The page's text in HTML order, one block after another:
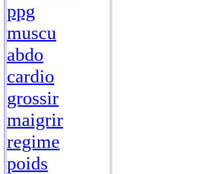
ppg
muscu
abdo
cardio
grossir
maigrir
regime
poids